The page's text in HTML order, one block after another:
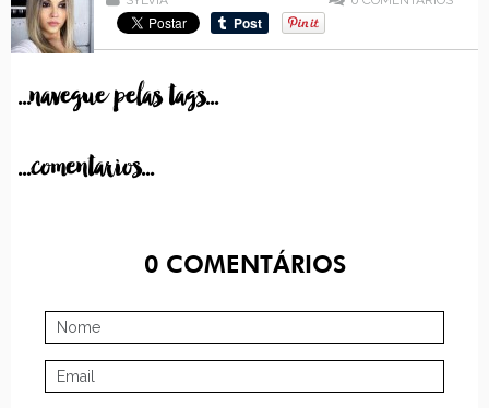
...navegue pelas tags...
...comentarios...
0COMENTÁRIOS